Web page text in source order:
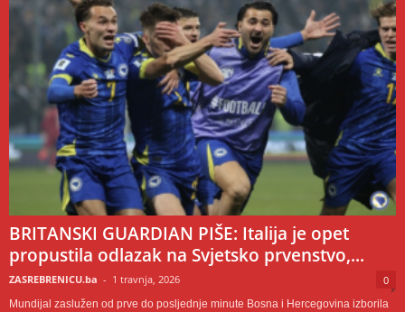
BRITANSKI GUARDIAN PIŠE: Italija je opet
propustila odlazak na Svjetsko prvenstvo,...
ZASREBRENICU.ba - 1 travnja, 2026 0
Mundijal zaslužen od prve do posljednje minute Bosna i Hercegovina izborila